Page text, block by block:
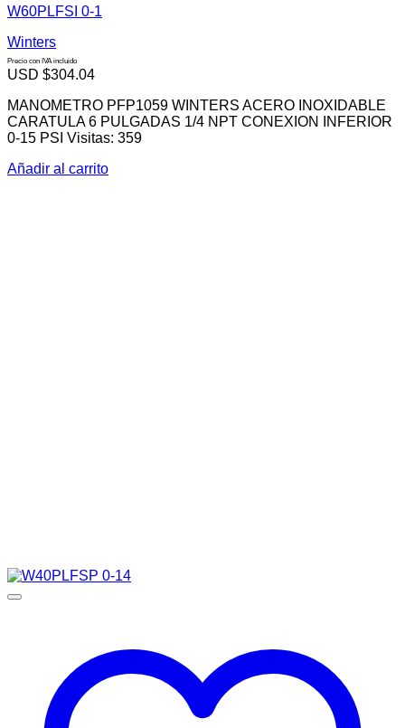
W60PLFSI 0-1
Winters
Precio con IVA incluido
USD $304.04
MANOMETRO PFP1059 WINTERS ACERO INOXIDABLE
CARATULA 6 PULGADAS 1/4 NPT CONEXION INFERIOR
0-15 PSI Visitas: 359
Añadir al carrito